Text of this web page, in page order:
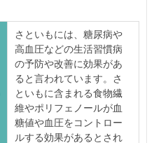
さといもには、糖尿病や
高血圧などの生活習慣病
の予防や改善に効果があ
ると言われています。さ
といもに含まれる食物繊
維やポリフェノールが血
糖値や血圧をコントロー
ルする効果があるとされ